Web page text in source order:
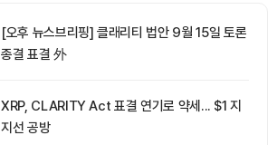
[오후 뉴스브리핑] 클래리티 법안 9월 15일 토론
종결 표결 外
XRP, CLARITY Act 표결 연기로 약세... $1 지
지선 공방